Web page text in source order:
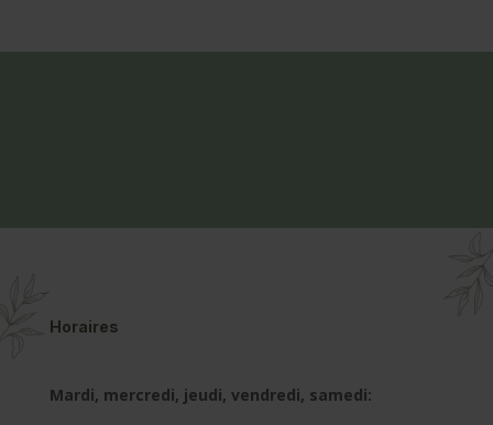
Horaires
Mardi, mercredi, jeudi, vendredi, samedi: